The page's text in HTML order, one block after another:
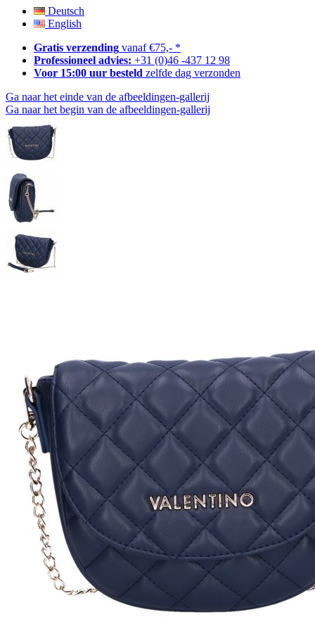
Deutsch
English
Gratis verzending vanaf €75,- *
Professioneel advies: +31 (0)46 -437 12 98
Voor 15:00 uur besteld zelfde dag verzonden
Ga naar het einde van de afbeeldingen-gallerij
Ga naar het begin van de afbeeldingen-gallerij